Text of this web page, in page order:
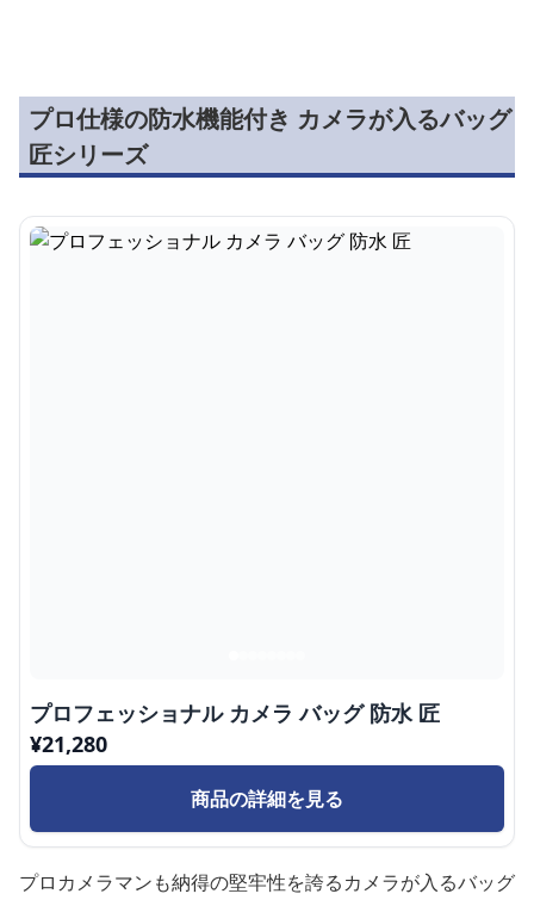
プロ仕様の防水機能付き カメラが入るバッグ
匠シリーズ
プロフェッショナル カメラ バッグ 防水 匠
¥21,280
商品の詳細を見る
プロカメラマンも納得の堅牢性を誇るカメラが入るバッグ